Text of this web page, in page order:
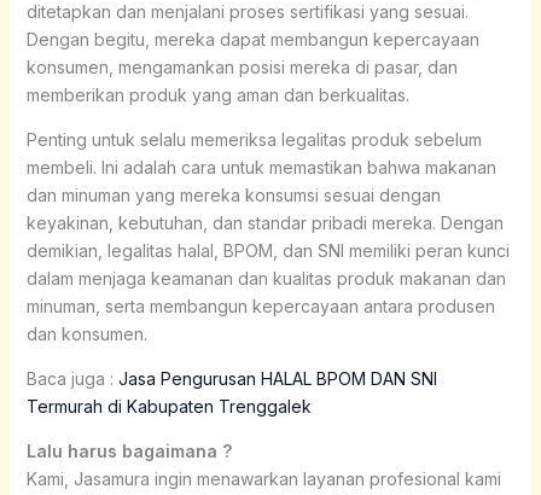
ditetapkan dan menjalani proses sertifikasi yang sesuai.
Dengan begitu, mereka dapat membangun kepercayaan
konsumen, mengamankan posisi mereka di pasar, dan
memberikan produk yang aman dan berkualitas.
Penting untuk selalu memeriksa legalitas produk sebelum
membeli. Ini adalah cara untuk memastikan bahwa makanan
dan minuman yang mereka konsumsi sesuai dengan
keyakinan, kebutuhan, dan standar pribadi mereka. Dengan
demikian, legalitas halal, BPOM, dan SNI memiliki peran kunci
dalam menjaga keamanan dan kualitas produk makanan dan
minuman, serta membangun kepercayaan antara produsen
dan konsumen.
Baca juga : Jasa Pengurusan HALAL BPOM DAN SNI
Termurah di Kabupaten Trenggalek
Lalu harus bagaimana ?
Kami, Jasamura ingin menawarkan layanan profesional kami